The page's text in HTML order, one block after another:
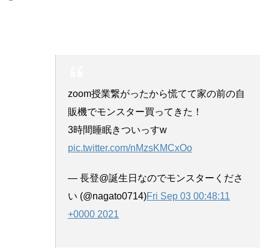
zoom授業繋がったから慌てて家の前の自
販機でモンスター買ってきた！
3時間睡眠きついっすw
pic.twitter.com/nMzsKMCxOo
— 長登@誕生日なのでモンスターくださ
い (@nagato0714)Fri Sep 03 00:48:11
+0000 2021